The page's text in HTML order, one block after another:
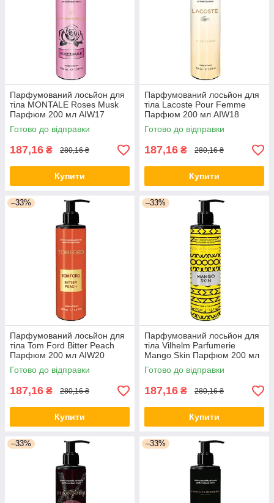
Парфумований лосьйон для
тіла MONTALE Roses Musk
Парфюм 200 мл AIW17
Готово до відправки
187,16 ₴ 280,16 ₴
Купити
Парфумований лосьйон для
тіла Lacoste Pour Femme
Парфюм 200 мл AIW18
Готово до відправки
187,16 ₴ 280,16 ₴
Купити
–33%
Парфумований лосьйон для
тіла Tom Ford Bitter Peach
Парфюм 200 мл AIW20
Готово до відправки
187,16 ₴ 280,16 ₴
Купити
–33%
Парфумований лосьйон для
тіла Vilhelm Parfumerie
Mango Skin Парфюм 200 мл
AIW21
Готово до відправки
187,16 ₴ 280,16 ₴
Купити
–33% –33%